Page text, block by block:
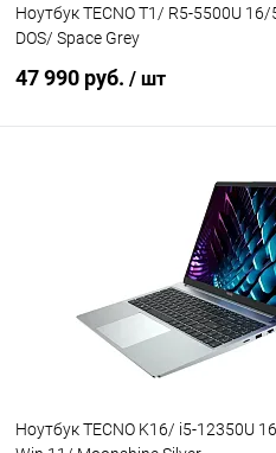
Ноутбук TECNO T1/ R5-5500U
DOS/ Space Grey
47 990 руб. / шт
В корзину
К
В
Ноутбук TECNO K16/ i5-12350U